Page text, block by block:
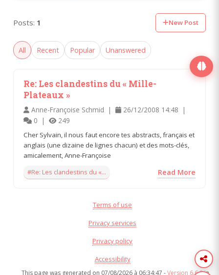
Posts: 1 New Post
All Recent Popular Unanswered
Re: Les clandestins du « Mille-
Plateaux »
Anne-Françoise Schmid |
26/12/2008 14:48 |
0 |
249
Cher Sylvain, il nous faut encore tes abstracts, français et
anglais (une dizaine de lignes chacun) et des mots-clés,
amicalement, Anne-Françoise
#Re: Les clandestins du «...
Read More
Terms of use
Privacy services
Privacy policy
Accessibility
This page was generated on 07/08/2026 à 06:34:47 -Version 6.6.8in